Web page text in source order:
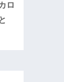
ロ